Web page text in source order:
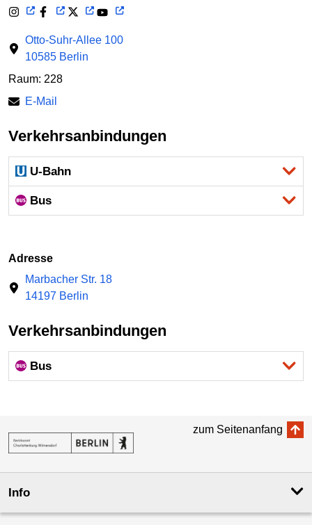
Otto-Suhr-Allee 100
10585 Berlin
Raum: 228
E-Mail
Verkehrsanbindungen
U-Bahn
Bus
Adresse
Marbacher Str. 18
14197 Berlin
Verkehrsanbindungen
Bus
zum Seitenanfang
Info